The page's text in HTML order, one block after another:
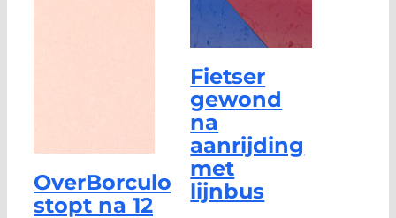
OverBorculo
stopt na 12
Fietser
gewond
na
aanrijding
met
lijnbus